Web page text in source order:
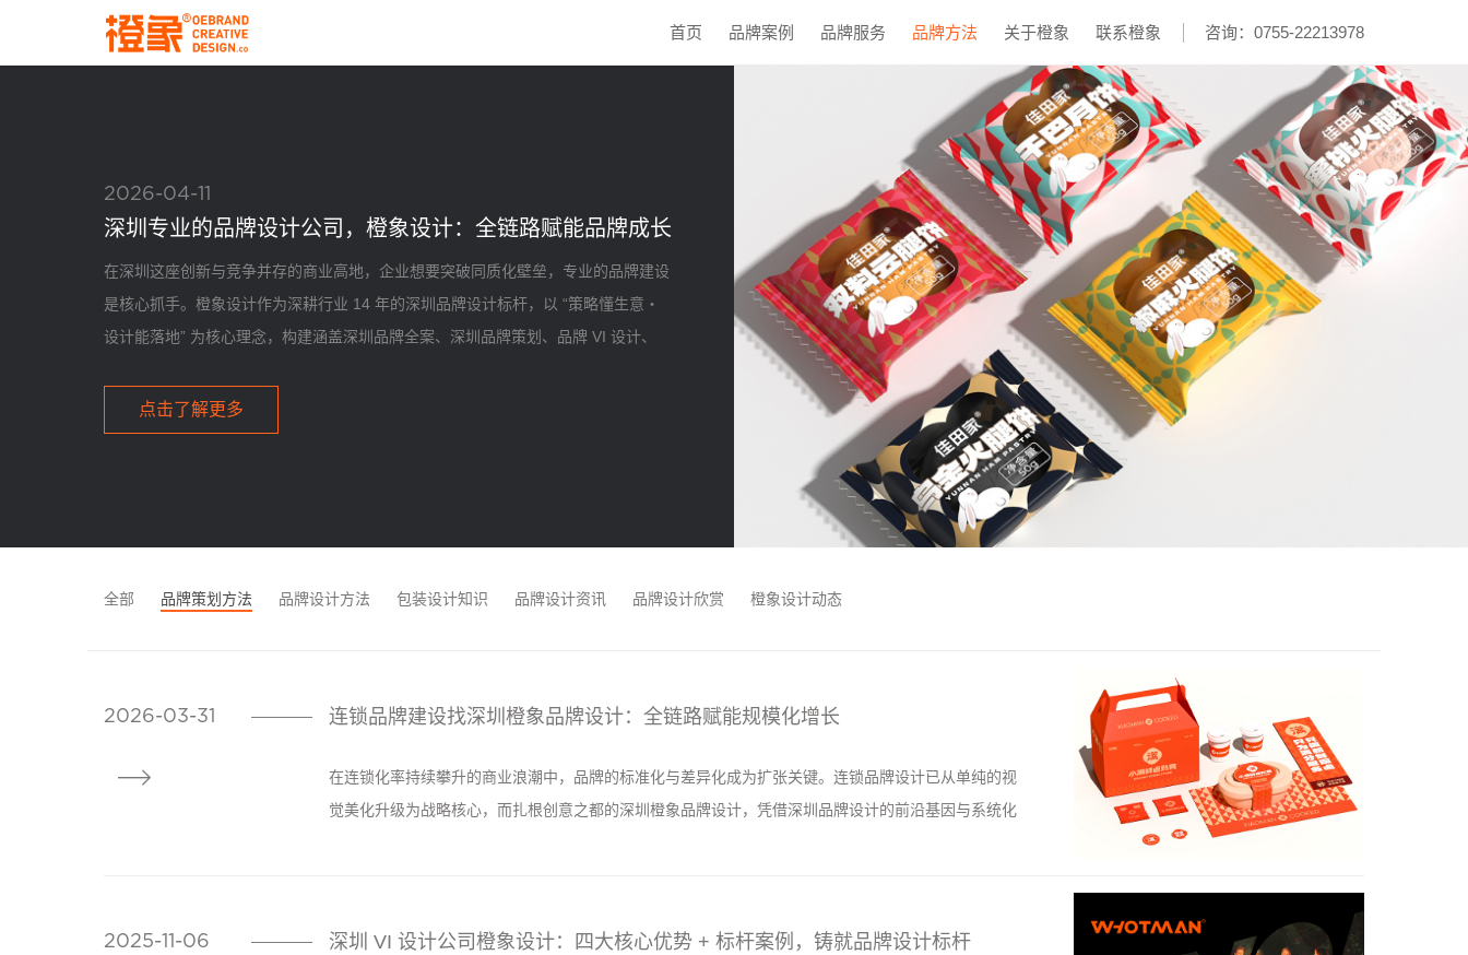
咨询：0755-22213978
首页 品牌案例 品牌服务 品牌方法 关于橙象 联系橙象
2026-04-11
深圳专业的品牌设计公司，橙象设计：全链路赋能品牌成长
在深圳这座创新与竞争并存的商业高地，企业想要突破同质化壁垒，专业的品牌建设
是核心抓手。橙象设计作为深耕行业 14 年的深圳品牌设计标杆，以 “策略懂生意・
设计能落地” 为核心理念，构建涵盖深圳品牌全案、深圳品牌策划、品牌 VI 设计、
信赖合作伙伴。​
点击了解更多
全部 品牌策划方法 品牌设计方法 包装设计知识 品牌设计资讯 品牌设计欣赏 橙象设计动态
2026-03-31

———— 连锁品牌建设找深圳橙象品牌设计：全链路赋能规模化增长
在连锁化率持续攀升的商业浪潮中，品牌的标准化与差异化成为扩张关键。连锁品牌设计已从单纯的视
觉美化升级为战略核心，而扎根创意之都的深圳橙象品牌设计，凭借深圳品牌设计的前沿基因与系统化
2025-11-06 ———— 深圳 VI 设计公司橙象设计：四大核心优势 + 标杆案例，铸就品牌设计标杆